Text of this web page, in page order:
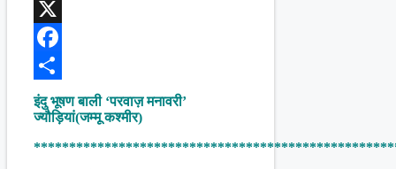
WhatsApp
X
Facebook
Share
इंदु भूषण बाली ‘परवाज़ मनावरी’
ज्यौड़ियां(जम्मू कश्मीर)